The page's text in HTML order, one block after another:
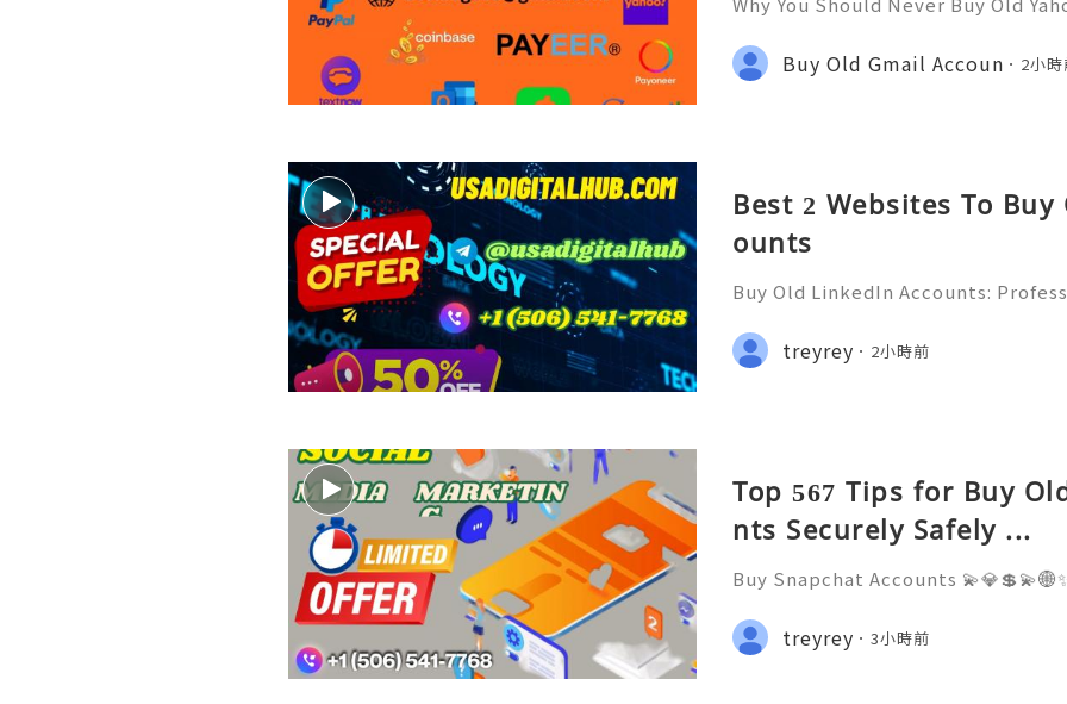
onal communication, business
ccount recovery. Because of
Buy Old Gmail Accoun 2小
Best 2 Websites To
ounts
Buy Old LinkedIn Accounts:
ide 2026) 💫💎💲💫🌐✨💎Fast &
rt 💫💎💲💫🌐✨💎WhatsApp :+1
treyrey 2小時前
Top 567 Tips for Buy
nts Securely Safely ...
Buy Snapchat Accounts
💫💎💲💫🌐✨💎Telegram:
d: usadigitalhub
treyrey 3小時前